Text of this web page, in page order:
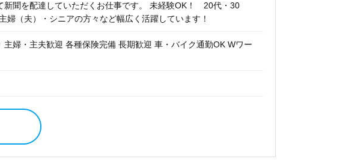
新聞を配達していただくお仕事です。 未経験OK！ 20代・30
婦（夫）・シニアの方々など幅広く活躍しています！
婦・主夫歓迎 各種保険完備 長期歓迎 車・バイク通勤OK Wワー